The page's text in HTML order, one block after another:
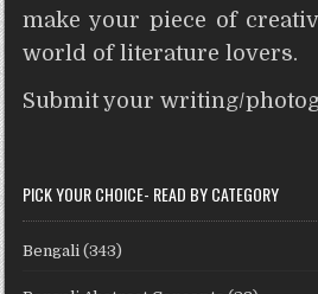
make your piece of
world of literature lovers.
Submit your writing/
PICK YOUR CHOICE- READ BY CATEGORY
Bengali (343)